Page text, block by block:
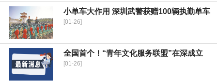
小单车大作用 深圳武警获赠100辆执勤单车
[01-26]
全国首个！“青年文化服务联盟”在深成立
[01-26]